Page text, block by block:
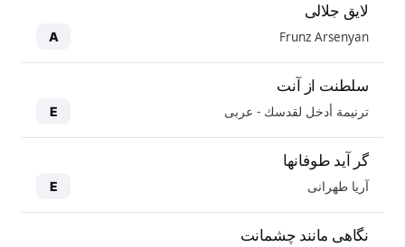
لایق جلالی
Frunz Arsenyan
A
سلطنت از آنت
ترنيمة أدخل لقدسك - عربی E
گر آید طوفانها
آریا طهرانی E
نگاهی مانند چشمانت